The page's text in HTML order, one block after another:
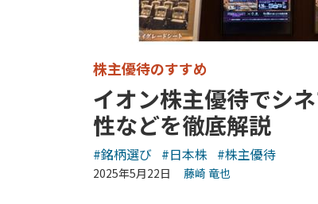
株主優待のすすめ
イオン株主優待でシ
性などを徹底解説
#銘柄選び #日本株 #株主優待
2025年5月22日 藤崎 竜也